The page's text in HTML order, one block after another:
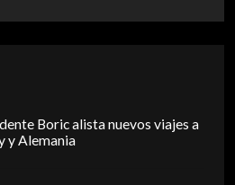
Boric alista nuevos viajes a
y Alemania